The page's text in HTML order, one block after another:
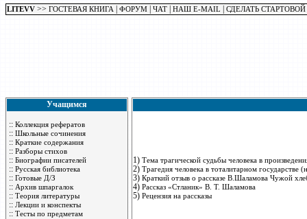
LITEVV >> ГОСТЕВАЯ КНИГА ФОРУМ ЧАТ НАШ E-MAIL СДЕЛАТЬ СТАРТОВОЙ
Учащимся
:: Коллекция рефератов
:: Школьные сочинения
:: Краткие содержания
:: Разборы стихов
:: Биографии писателей
:: Русская библиотека
:: Готовые Д/З
:: Архив шпаргалок
:: Теория литературы
:: Лекции и конспекты
:: Тесты по предметам
1) Тема трагической судьбы человека в
2) Трагедия человека в тоталитарном
3) Краткий отзыв о рассказе В.Шаламова Чужой
4) Рассказ «Стланик» В. Т. Шаламова
5) Рецензия на рассказы